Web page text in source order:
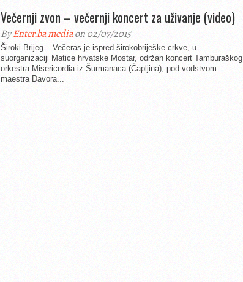
Večernji zvon – večernji koncert za uživanje (video)
ByEnter.ba mediaon 02/07/2015
Široki Brijeg – Večeras je ispred širokobriješke crkve, u
suorganizaciji Matice hrvatske Mostar, održan koncert Tamburaškog
orkestra Misericordia iz Šurmanaca (Čapljina), pod vodstvom
maestra Davora...